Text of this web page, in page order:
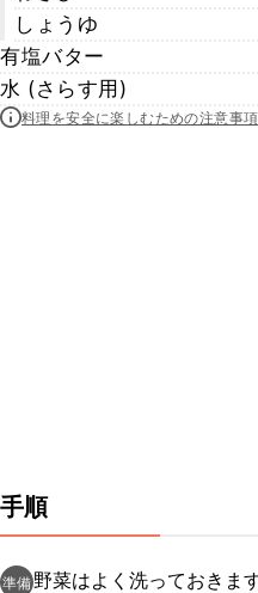
しょうゆ
有塩バター
水 (さらす用)
料理を安全に楽しむための注意事項
手順
準備野菜はよく洗っておきま